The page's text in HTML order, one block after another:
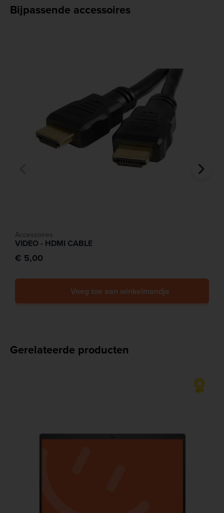
Bijpassende accessoires
Accessoires
VIDEO - HDMI CABLE
€ 5,00
Voeg toe aan winkelmandje
Gerelateerde producten